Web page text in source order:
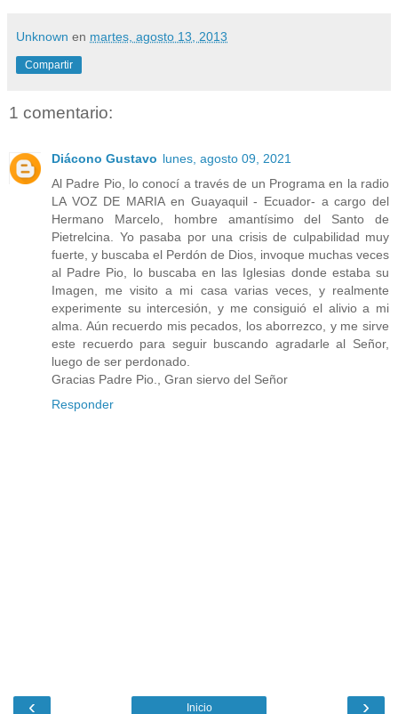
Unknown en martes, agosto 13, 2013
Compartir
1 comentario:
Diácono Gustavo lunes, agosto 09, 2021
Al Padre Pio, lo conocí a través de un Programa en la radio
LA VOZ DE MARIA en Guayaquil - Ecuador- a cargo del
Hermano Marcelo, hombre amantísimo del Santo de
Pietrelcina. Yo pasaba por una crisis de culpabilidad muy
fuerte, y buscaba el Perdón de Dios, invoque muchas veces
al Padre Pio, lo buscaba en las Iglesias donde estaba su
Imagen, me visito a mi casa varias veces, y realmente
experimente su intercesión, y me consiguió el alivio a mi
alma. Aún recuerdo mis pecados, los aborrezco, y me sirve
este recuerdo para seguir buscando agradarle al Señor,
luego de ser perdonado.
Gracias Padre Pio., Gran siervo del Señor
Responder
‹ ›
Inicio